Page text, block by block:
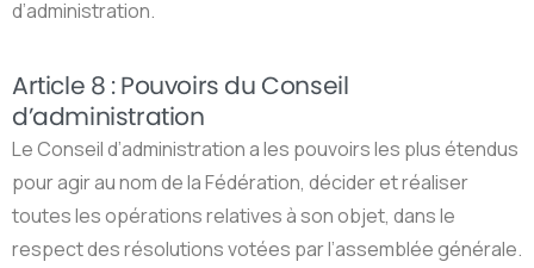
d’administration.
Article 8 : Pouvoirs du Conseil
d’administration
Le Conseil d’administration a les pouvoirs les plus étendus
pour agir au nom de la Fédération, décider et réaliser
toutes les opérations relatives à son objet, dans le
respect des résolutions votées par l’assemblée générale.